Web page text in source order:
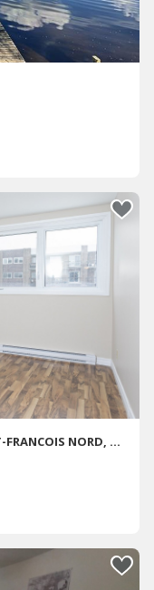
COMPLEXE DU PARC II - 4.5 - 110 RUE ST-FRANCOIS NORD, SHERBROOKE